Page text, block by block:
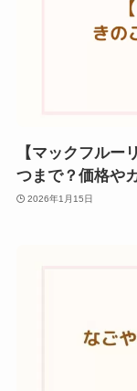
【マックフルー
つまで？価格や
2026年1月15日